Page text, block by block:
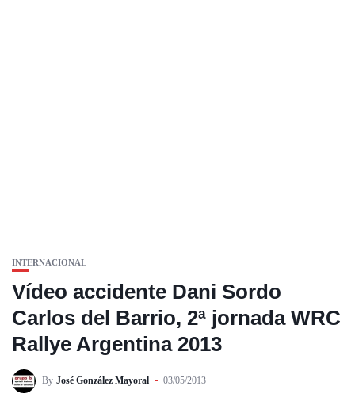
INTERNACIONAL
Vídeo accidente Dani Sordo
Carlos del Barrio, 2ª jornada WRC
Rallye Argentina 2013
By José González Mayoral 03/05/2013